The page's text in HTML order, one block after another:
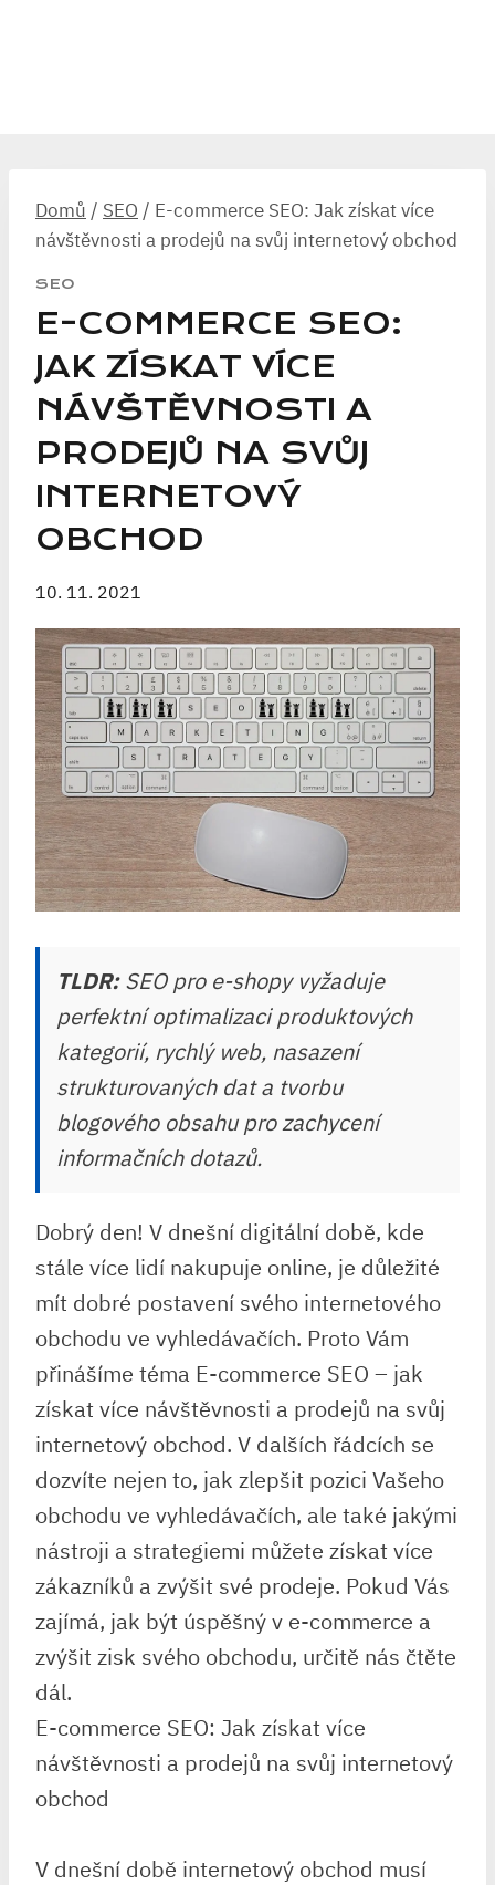
Domů / SEO / E-commerce SEO: Jak získat více
návštěvnosti a prodejů na svůj internetový obchod
SEO
E-COMMERCE SEO:
JAK ZÍSKAT VÍCE
NÁVŠTĚVNOSTI A
PRODEJŮ NA SVŮJ
INTERNETOVÝ
OBCHOD
10. 11. 2021
TLDR:SEO pro e-shopy vyžaduje
perfektní optimalizaci produktových
kategorií, rychlý web, nasazení
strukturovaných dat a tvorbu
blogového obsahu pro zachycení
informačních dotazů.
Dobrý den! V dnešní digitální době, kde
stále více lidí nakupuje online, je důležité
mít dobré postavení svého internetového
obchodu ve vyhledávačích. Proto Vám
přinášíme téma E-commerce SEO – jak
získat více návštěvnosti a prodejů na svůj
internetový obchod. V dalších řádcích se
dozvíte nejen to, jak zlepšit pozici Vašeho
obchodu ve vyhledávačích, ale také jakými
nástroji a strategiemi můžete získat více
zákazníků a zvýšit své prodeje. Pokud Vás
zajímá, jak být úspěšný v e-commerce a
zvýšit zisk svého obchodu, určitě nás čtěte
dál.
E-commerce SEO: Jak získat více
návštěvnosti a prodejů na svůj internetový
obchod
V dnešní době internetový obchod musí